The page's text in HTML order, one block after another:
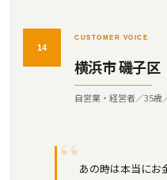
14
CUSTOMER VOICE
横浜市 磯子区
自営業・経営者／35歳
あの時は本当にお